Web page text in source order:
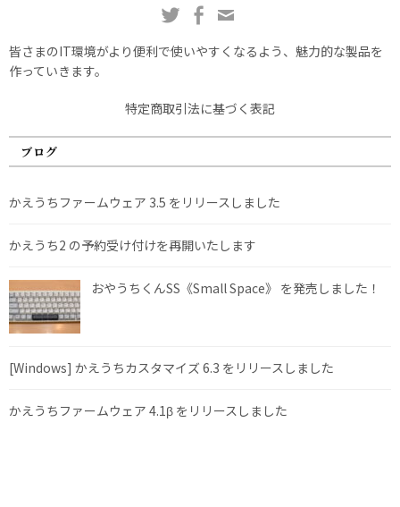
皆さまのIT環境がより便利で使いやすくなるよう、魅力的な製品を
作っていきます。
特定商取引法に基づく表記
ブログ
かえうちファームウェア 3.5 をリリースしました
かえうち2 の予約受け付けを再開いたします
おやうちくんSS《Small Space》 を発売しました！
[Windows] かえうちカスタマイズ 6.3 をリリースしました
かえうちファームウェア 4.1β をリリースしました